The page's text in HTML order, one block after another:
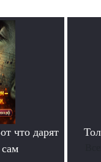
что дарят
сам